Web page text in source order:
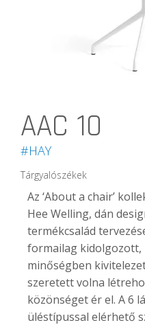
AAC 10
#HAY
Tárgyalószékek
Az ‘About a chair’
Hee Welling, dán
termékcsalád
formailag kidolgozott,
minőségben
szeretett volna
közönséget ér el. A 6
üléstípussal elérhető